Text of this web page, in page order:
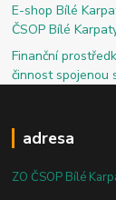
E-shop Bílé
ČSOP Bílé
Finanční
činnost spojenou
adresa
ZO ČSOP Bílé